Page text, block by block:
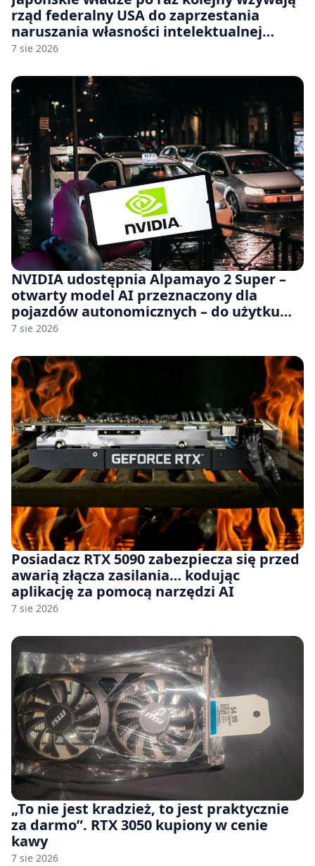
rząd federalny USA do zaprzestania
naruszania własności intelektualnej
japońskich gier i anime
7 sie 2026
NVIDIA udostępnia Alpamayo 2 Super –
otwarty model AI przeznaczony dla
pojazdów autonomicznych – do użytku
komercyjnego
7 sie 2026
Posiadacz RTX 5090 zabezpiecza się przed
awarią złącza zasilania… kodując
aplikację za pomocą narzędzi AI
7 sie 2026
„To nie jest kradzież, to jest praktycznie
za darmo”. RTX 3050 kupiony w cenie
kawy
7 sie 2026